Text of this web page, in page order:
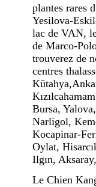
plantes rares
Yesilova-
lac de VAN,
de Marco-
trouverez de
centres
Bursa,
Narligol,
Kocapinar-
Oylat,
Ilgın,
Le Chien